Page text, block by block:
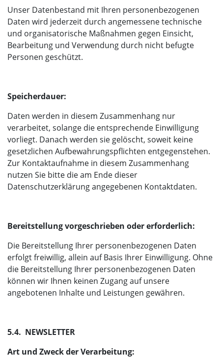
Unser Datenbestand mit Ihren personenbezogenen
Daten wird jederzeit durch angemessene technische
und organisatorische Maßnahmen gegen Einsicht,
Bearbeitung und Verwendung durch nicht befugte
Personen geschützt.
Speicherdauer:
Daten werden in diesem Zusammenhang nur
verarbeitet, solange die entsprechende Einwilligung
vorliegt. Danach werden sie gelöscht, soweit keine
gesetzlichen Aufbewahrungspflichten entgegenstehen.
Zur Kontaktaufnahme in diesem Zusammenhang
nutzen Sie bitte die am Ende dieser
Datenschutzerklärung angegebenen Kontaktdaten.
Bereitstellung vorgeschrieben oder erforderlich:
Die Bereitstellung Ihrer personenbezogenen Daten
erfolgt freiwillig, allein auf Basis Ihrer Einwilligung. Ohne
die Bereitstellung Ihrer personenbezogenen Daten
können wir Ihnen keinen Zugang auf unsere
angebotenen Inhalte und Leistungen gewähren.
5.4. NEWSLETTER
Art und Zweck der Verarbeitung: